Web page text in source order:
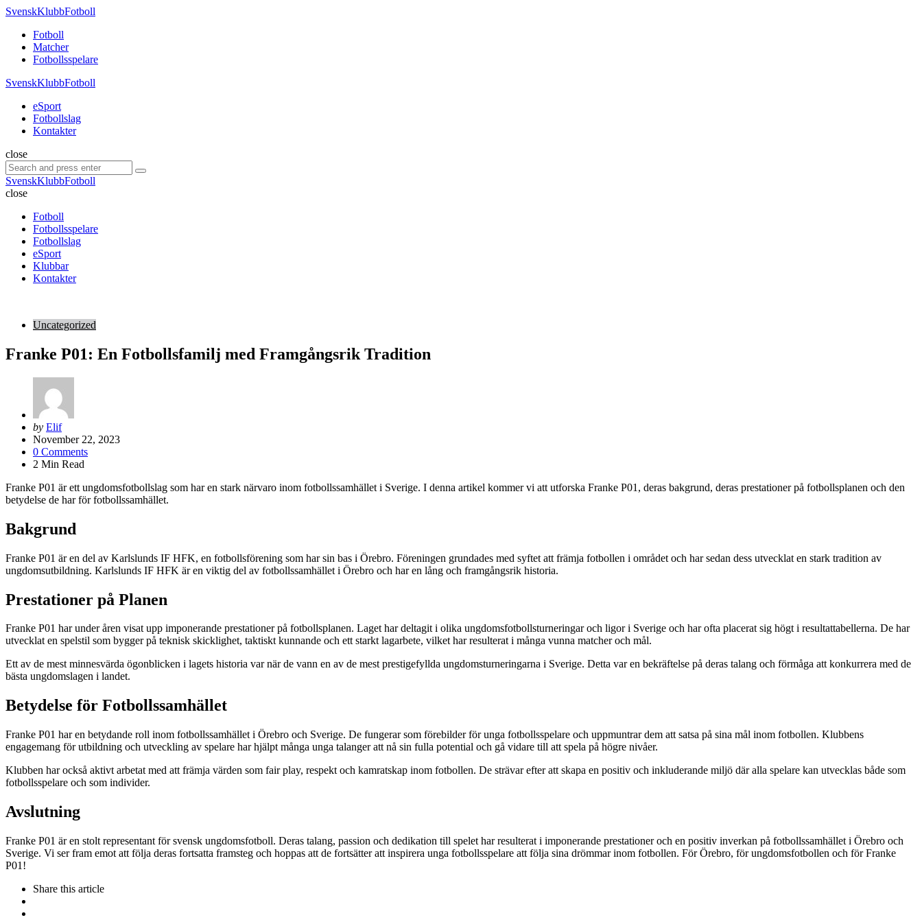
Menu
SvenskKlubbFotboll
Menu
Fotboll
Matcher
Fotbollsspelare
SvenskKlubbFotboll
eSport
Fotbollslag
Kontakter
Search
close
Search
for:
Search
SvenskKlubbFotboll
close
Fotboll
Fotbollsspelare
Fotbollslag
eSport
Klubbar
Kontakter
Uncategorized
Franke P01: En Fotbollsfamilj med Framgångsrik Tradition
Posted
by
by Elif
November 22, 2023
0 Comments
2 Min Read
Franke P01 är ett ungdomsfotbollslag som har en stark närvaro inom fotbollssamhället i Sverige. I denna artikel kommer vi att utforska Franke P01, deras bakgrund, deras prestationer på fotbollsplanen och den
betydelse de har för fotbollssamhället.
Bakgrund
Franke P01 är en del av Karlslunds IF HFK, en fotbollsförening som har sin bas i Örebro. Föreningen grundades med syftet att främja fotbollen i området och har sedan dess utvecklat en stark tradition av
ungdomsutbildning. Karlslunds IF HFK är en viktig del av fotbollssamhället i Örebro och har en lång och framgångsrik historia.
Prestationer på Planen
Franke P01 har under åren visat upp imponerande prestationer på fotbollsplanen. Laget har deltagit i olika ungdomsfotbollsturneringar och ligor i Sverige och har ofta placerat sig högt i resultattabellerna. De har
utvecklat en spelstil som bygger på teknisk skicklighet, taktiskt kunnande och ett starkt lagarbete, vilket har resulterat i många vunna matcher och mål.
Ett av de mest minnesvärda ögonblicken i lagets historia var när de vann en av de mest prestigefyllda ungdomsturneringarna i Sverige. Detta var en bekräftelse på deras talang och förmåga att konkurrera med de
bästa ungdomslagen i landet.
Betydelse för Fotbollssamhället
Franke P01 har en betydande roll inom fotbollssamhället i Örebro och Sverige. De fungerar som förebilder för unga fotbollsspelare och uppmuntrar dem att satsa på sina mål inom fotbollen. Klubbens
engagemang för utbildning och utveckling av spelare har hjälpt många unga talanger att nå sin fulla potential och gå vidare till att spela på högre nivåer.
Klubben har också aktivt arbetat med att främja värden som fair play, respekt och kamratskap inom fotbollen. De strävar efter att skapa en positiv och inkluderande miljö där alla spelare kan utvecklas både som
fotbollsspelare och som individer.
Avslutning
Franke P01 är en stolt representant för svensk ungdomsfotboll. Deras talang, passion och dedikation till spelet har resulterat i imponerande prestationer och en positiv inverkan på fotbollssamhället i Örebro och
Sverige. Vi ser fram emot att följa deras fortsatta framsteg och hoppas att de fortsätter att inspirera unga fotbollsspelare att följa sina drömmar inom fotbollen. För Örebro, för ungdomsfotbollen och för Franke
P01!
Share this article